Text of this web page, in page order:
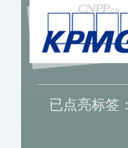
已点亮标签：